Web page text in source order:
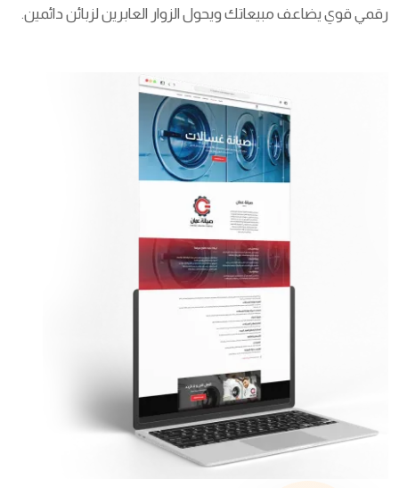
رقمي قوي يضاعف مبيعاتك ويحول الزوار العابرين لزبائن دائمين.